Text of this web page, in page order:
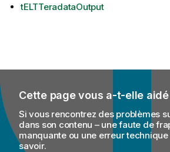
tELTTeradataOutput
Cette page vous a-t-elle aidé
Si vous rencontrez des problèmes
dans son contenu – une faute de
manquante ou une erreur
savoir.